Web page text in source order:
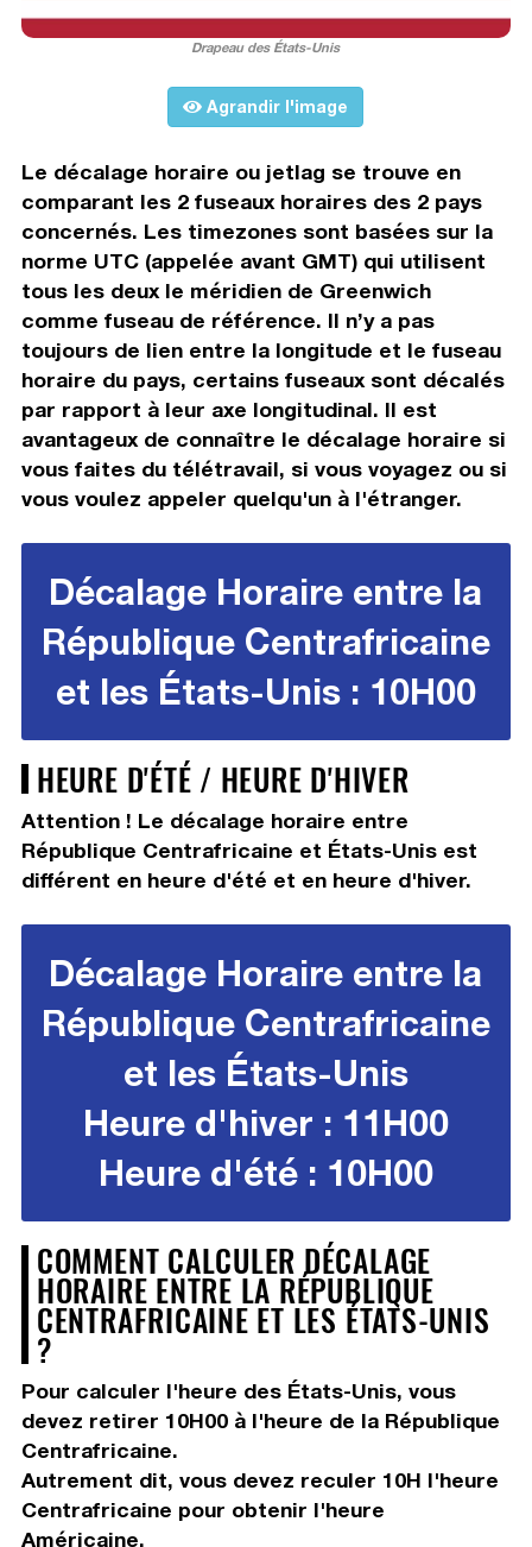
Drapeau des États-Unis
Agrandir l'image
Le décalage horaire ou jetlag se trouve en
comparant les 2 fuseaux horaires des 2 pays
concernés. Les timezones sont basées sur la
norme UTC (appelée avant GMT) qui utilisent
tous les deux le méridien de Greenwich
comme fuseau de référence. Il n’y a pas
toujours de lien entre la longitude et le fuseau
horaire du pays, certains fuseaux sont décalés
par rapport à leur axe longitudinal. Il est
avantageux de connaître le décalage horaire si
vous faites du télétravail, si vous voyagez ou si
vous voulez appeler quelqu'un à l'étranger.
Décalage Horaire entre la
République Centrafricaine
et les États-Unis : 10H00
HEURE D'ÉTÉ / HEURE D'HIVER
Attention ! Le décalage horaire entre
République Centrafricaine et États-Unis est
différent en heure d'été et en heure d'hiver.
Décalage Horaire entre la
République Centrafricaine
et les États-Unis
Heure d'hiver : 11H00
Heure d'été : 10H00
COMMENT CALCULER DÉCALAGE
HORAIRE ENTRE LA RÉPUBLIQUE
CENTRAFRICAINE ET LES ÉTATS-UNIS
?
Pour calculer l'heure des États-Unis, vous
devez retirer 10H00à l'heure de la République
Centrafricaine.
Autrement dit, vous devez reculer 10H l'heure
Centrafricaine pour obtenir l'heure
Américaine.